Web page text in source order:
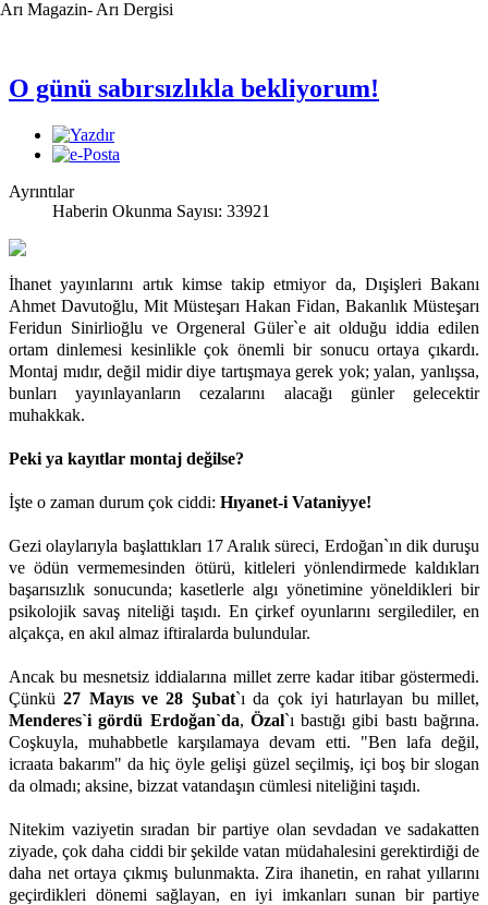
Arı Magazin- Arı Dergisi
O günü sabırsızlıkla bekliyorum!
Ayrıntılar
Haberin Okunma Sayısı: 33921
İhanet yayınlarını artık kimse takip etmiyor da, Dışişleri Bakanı
Ahmet Davutoğlu, Mit Müsteşarı Hakan Fidan, Bakanlık Müsteşarı
Feridun Sinirlioğlu ve Orgeneral Güler`e ait olduğu iddia edilen
ortam dinlemesi kesinlikle çok önemli bir sonucu ortaya çıkardı.
Montaj mıdır, değil midir diye tartışmaya gerek yok; yalan, yanlışsa,
bunları yayınlayanların cezalarını alacağı günler gelecektir
muhakkak.
Peki ya kayıtlar montaj değilse?
İşte o zaman durum çok ciddi: Hıyanet-i Vataniyye!
Gezi olaylarıyla başlattıkları 17 Aralık süreci, Erdoğan`ın dik duruşu
ve ödün vermemesinden ötürü, kitleleri yönlendirmede kaldıkları
başarısızlık sonucunda; kasetlerle algı yönetimine yöneldikleri bir
psikolojik savaş niteliği taşıdı. En çirkef oyunlarını sergilediler, en
alçakça, en akıl almaz iftiralarda bulundular.
Ancak bu mesnetsiz iddialarına millet zerre kadar itibar göstermedi.
Çünkü27 Mayıs ve 28 Şubat`ı da çok iyi hatırlayan bu millet,
Menderes`i gördü Erdoğan`da, Özal`ı bastığı gibi bastı bağrına.
Coşkuyla, muhabbetle karşılamaya devam etti. "Ben lafa değil,
icraata bakarım" da hiç öyle gelişi güzel seçilmiş, içi boş bir slogan
da olmadı; aksine, bizzat vatandaşın cümlesi niteliğini taşıdı.
Nitekim vaziyetin sıradan bir partiye olan sevdadan ve sadakatten
ziyade, çok daha ciddi bir şekilde vatan müdahalesini gerektirdiği de
daha net ortaya çıkmış bulunmakta. Zira ihanetin, en rahat yıllarını
geçirdikleri dönemi sağlayan, en iyi imkanları sunan bir partiye